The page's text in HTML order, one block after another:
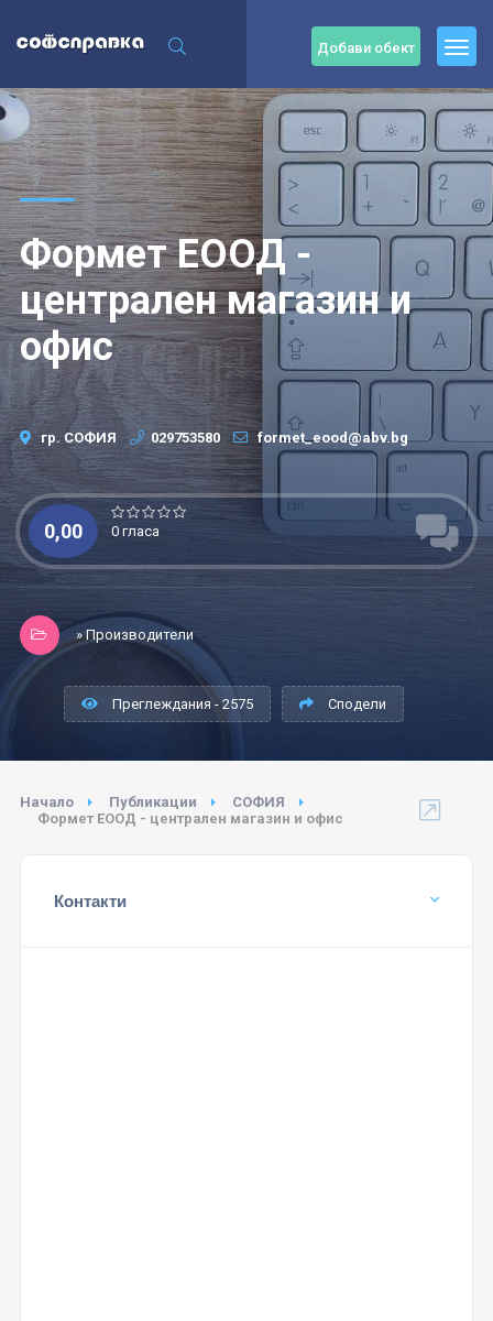
Добави обект
Формет ЕООД -
централен магазин и
офис
гр. СОФИЯ 029753580 formet_eood@abv.bg
0,00 0 гласа
» Производители
Преглеждания - 2575 Сподели
Начало Публикации
СОФИЯ
Формет ЕООД - централен магазин и офис
Контакти